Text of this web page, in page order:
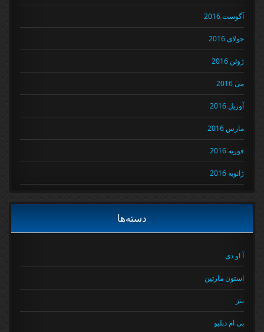
آگوست 2016
جولای 2016
ژوئن 2016
می 2016
آوریل 2016
مارس 2016
فوریه 2016
ژانویه 2016
دسته‌ها
آ او دی
استون مارتین
بی ام دبلیو